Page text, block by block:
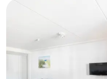
Zierikzee
-